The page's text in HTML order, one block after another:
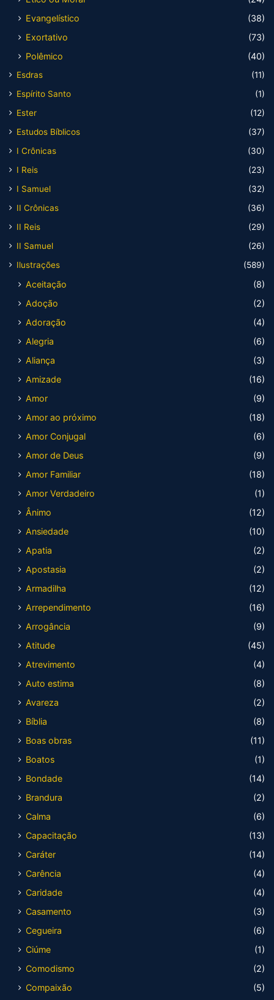
Evangelístico
(38)
Exortativo
(73)
Polêmico
(40)
Esdras
(11)
Espírito Santo
(1)
Ester
(12)
Estudos Bíblicos
(37)
I Crônicas
(30)
I Reis
(23)
I Samuel
(32)
II Crônicas
(36)
II Reis
(29)
II Samuel
(26)
Ilustrações
(589)
Aceitação
(8)
Adoção
(2)
Adoração
(4)
Alegria
(6)
Aliança
(3)
Amizade
(16)
Amor
(9)
Amor ao próximo
(18)
Amor Conjugal
(6)
Amor de Deus
(9)
Amor Familiar
(18)
Amor Verdadeiro
(1)
Ânimo
(12)
Ansiedade
(10)
Apatia
(2)
Apostasia
(2)
Armadilha
(12)
Arrependimento
(16)
Arrogância
(9)
Atitude
(45)
Atrevimento
(4)
Auto estima
(8)
Avareza
(2)
Bíblia
(8)
Boas obras
(11)
Boatos
(1)
Bondade
(14)
Brandura
(2)
Calma
(6)
Capacitação
(13)
Caráter
(14)
Carência
(4)
Caridade
(4)
Casamento
(3)
Cegueira
(6)
Ciúme
(1)
Comodismo
(2)
Compaixão
(5)